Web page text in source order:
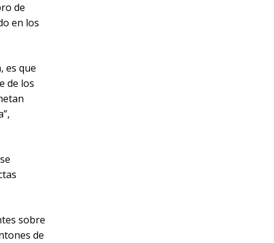
de
en los
es que
de los
sobre
de